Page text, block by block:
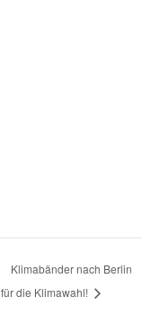
Klimabänder nach Berlin
für die Klimawahl!